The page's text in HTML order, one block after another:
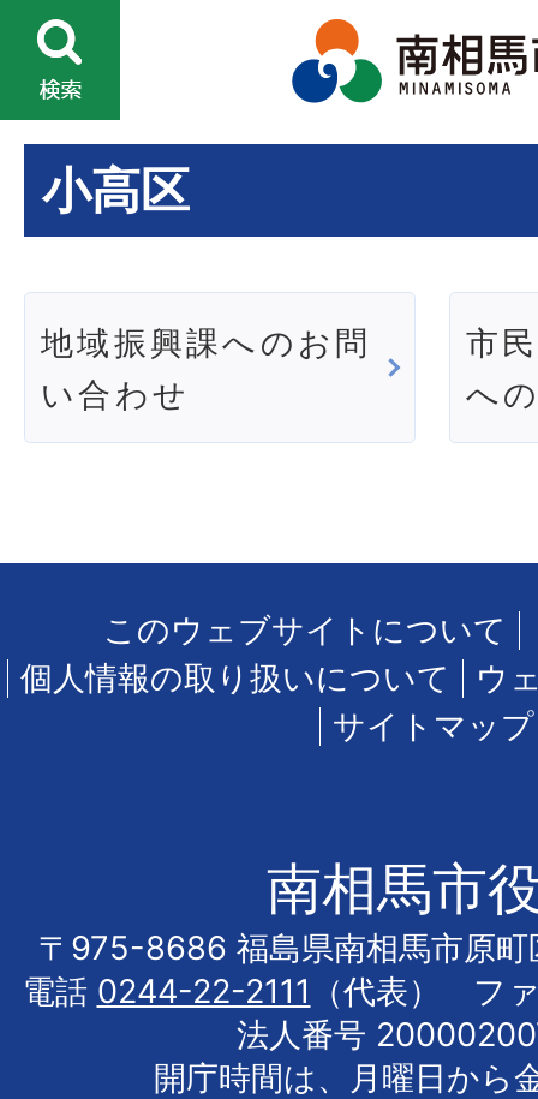
小高区
地域振興課へのお問
い合わせ
市
へ
このウェブサイトについて
個人情報の取り扱いについて
ウ
サイトマップ
南相馬市
〒975-8686 福島県南相馬市原町
電話 0244-22-2111
（代表） フ
法人番号
開庁時間は、月曜日から